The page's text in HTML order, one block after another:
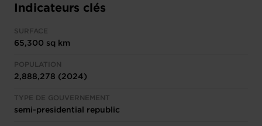
Indicateurs clés
SURFACE
65,300 sq km
POPULATION
2,888,278 (2024)
TYPE DE GOUVERNEMENT
semi-presidential republic